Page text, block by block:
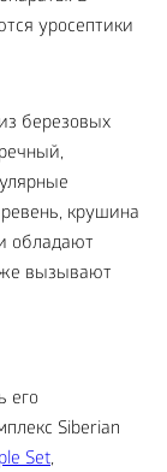
уросептики
березовых
крушина
обладают
вызывают
его
Siberian
Set,